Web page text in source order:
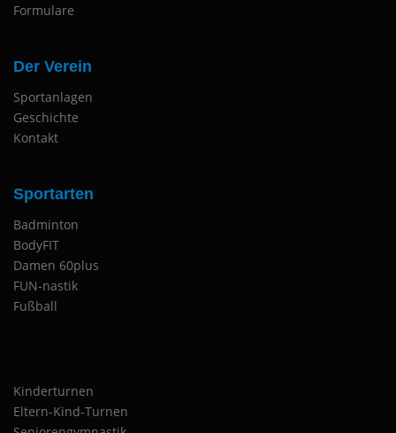
Formulare
Der Verein
Sportanlagen
Geschichte
Kontakt
Sportarten
Badminton
BodyFIT
Damen 60plus
FUN-nastik
Fußball
Kinderturnen
Eltern-Kind-Turnen